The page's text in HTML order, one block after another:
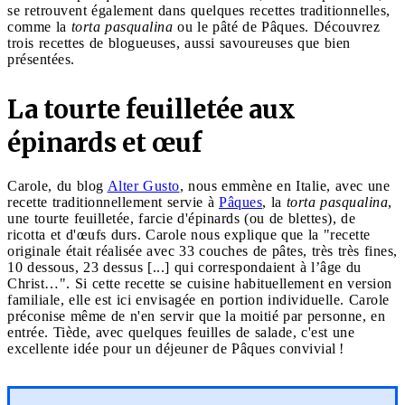
se retrouvent également dans quelques recettes traditionnelles,
comme la torta pasqualina ou le pâté de Pâques. Découvrez
trois recettes de blogueuses, aussi savoureuses que bien
présentées.
La tourte feuilletée aux
épinards et œuf
Carole, du blog Alter Gusto, nous emmène en Italie, avec une
recette traditionnellement servie à Pâques, la torta pasqualina,
une tourte feuilletée, farcie d'épinards (ou de blettes), de
ricotta et d'œufs durs. Carole nous explique que la "recette
originale était réalisée avec 33 couches de pâtes, très très fines,
10 dessous, 23 dessus [...] qui correspondaient à l’âge du
Christ…". Si cette recette se cuisine habituellement en version
familiale, elle est ici envisagée en portion individuelle. Carole
préconise même de n'en servir que la moitié par personne, en
entrée. Tiède, avec quelques feuilles de salade, c'est une
excellente idée pour un déjeuner de Pâques convivial !